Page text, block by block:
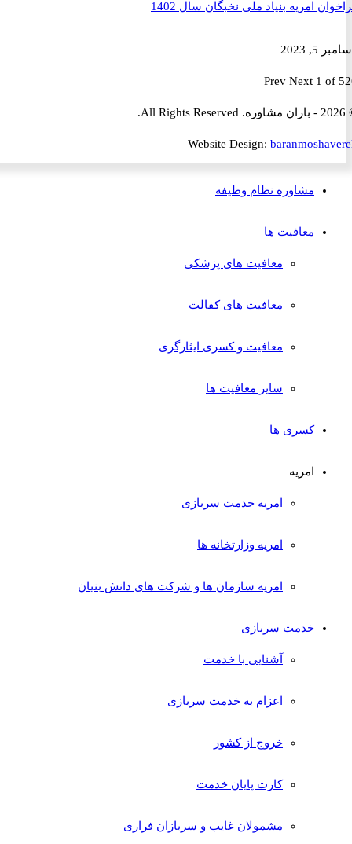
امریه بنیاد ملی نخبگان سال 1402
PrevNext 1
Website Design:
مشاوره نظام وظیفه
معافیت ها
معافیت های پزشکی
معافیت های کفالت
معافیت و کسری ایثارگری
سایر معافیت ها
کسری ها
امریه
امریه خدمت سربازی
امریه وزارتخانه ها
امریه سازمان ها و شرکت های دانش بنیان
خدمت سربازی
آشنایی با خدمت
اعزام به خدمت سربازی
خروج از کشور
کارت پایان خدمت
مشمولان غایب و سربازان فراری